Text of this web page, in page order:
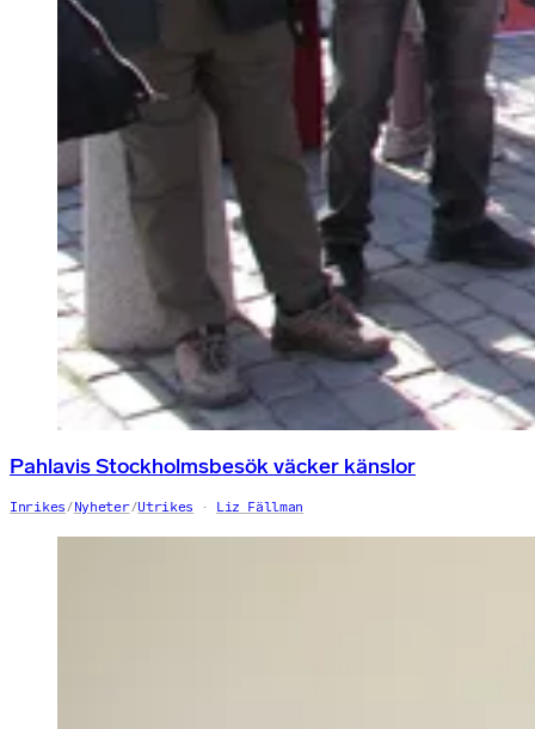
Pahlavis Stockholmsbesök väcker känslor
Inrikes /Nyheter/Utrikes Liz Fällman